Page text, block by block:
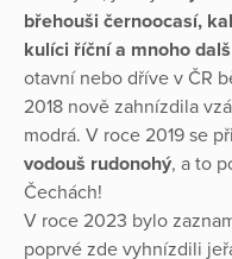
břehouši černoocasí,
kulíci říční a mnoho
otavní nebo dříve v ČR
2018 nově zahnízdila
modrá. V roce 2019 se
vodouš rudonohý, a to
Čechách!
V roce 2023 bylo
poprvé zde vyhnízdili